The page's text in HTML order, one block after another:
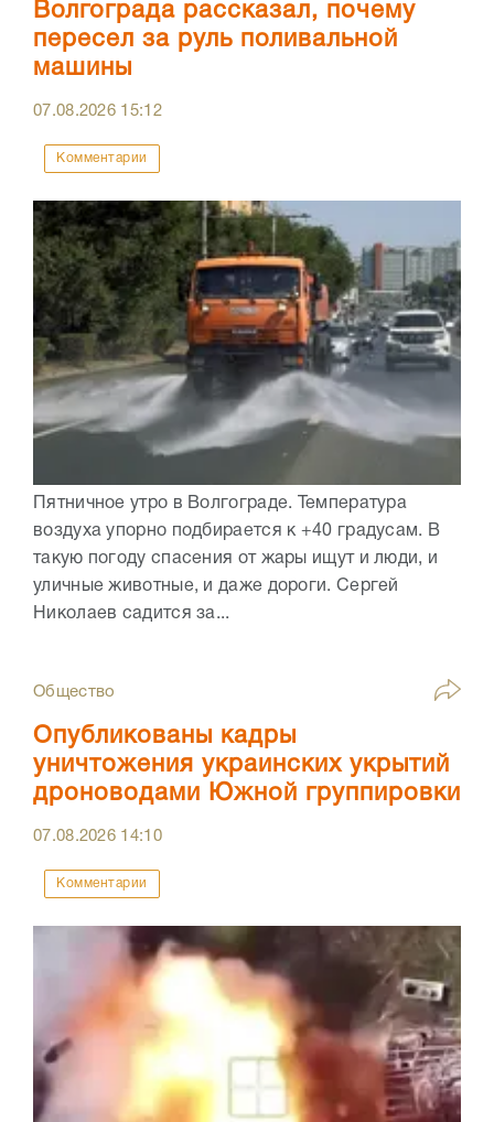
Волгограда рассказал, почему
пересел за руль поливальной
машины
07.08.2026 15:12
Комментарии
Пятничное утро в Волгограде. Температура
воздуха упорно подбирается к +40 градусам. В
такую погоду спасения от жары ищут и люди, и
уличные животные, и даже дороги. Сергей
Николаев садится за...
Общество
Опубликованы кадры
уничтожения украинских укрытий
дроноводами Южной группировки
07.08.2026 14:10
Комментарии